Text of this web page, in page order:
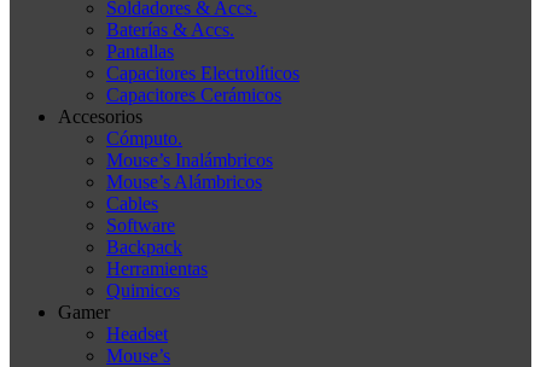
Soldadores & Accs.
Baterías & Accs.
Pantallas
Capacitores Electrolíticos
Capacitores Cerámicos
Accesorios
Cómputo.
Mouse’s Inalámbricos
Mouse’s Alámbricos
Cables
Software
Backpack
Herramientas
Quimicos
Gamer
Headset
Mouse’s